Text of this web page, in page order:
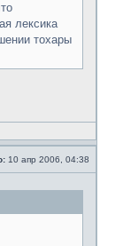
лексика
тохары
10 апр 2006, 04:38